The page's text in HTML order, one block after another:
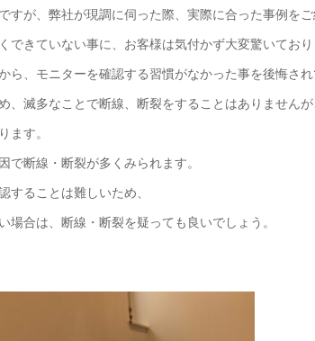
が、弊社が現調に伺った際、実際に合った事例をご
できていない事に、お客様は気付かず大変驚いており
ら、モニターを確認する習慣がなかった事を後悔され
滅多なことで断線、断裂をすることはありませんが
ます。
で断線・断裂が多くみられます。
することは難しいため、
合は、断線・断裂を疑っても良いでしょう。